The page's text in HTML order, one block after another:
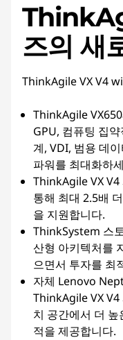
즈의 새
ThinkAgile VX V4
ThinkAgile
GPU, 컴퓨팅 집
계, VDI, 범용 데
파워를 최대화하
ThinkAgile VX
통해 최대 2.5배
을 지원합니다.
ThinkSystem 스
산형 아키텍처를
으면서 투자를 최
자체 Lenovo
ThinkAgile VX V4
치 공간에서 더
적을 제공합니다.